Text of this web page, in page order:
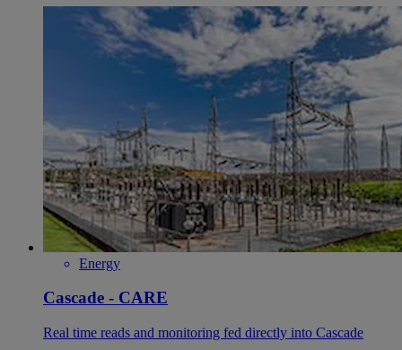
Energy
Cascade - CARE
Real time reads and monitoring fed directly into Cascade